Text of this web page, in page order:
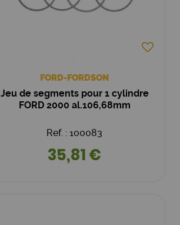
FORD-FORDSON
Jeu de segments pour 1 cylindre
FORD 2000 al.106,68mm
Ref. : 100083
35,81 €